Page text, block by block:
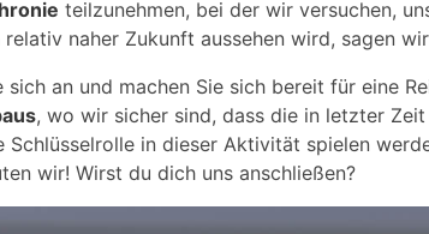
teilzunehmen, bei der wir versuchen,
naher Zukunft aussehen wird, sagen
sich an und machen Sie sich bereit für eine
, wo wir sicher sind, dass die in letzter
Schlüsselrolle in dieser Aktivität spielen
wir! Wirst du dich uns anschließen?